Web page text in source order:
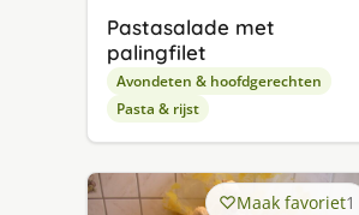
Pastasalade met
palingfilet
Avondeten & hoofdgerechten
Pasta & rijst
Maak favoriet1